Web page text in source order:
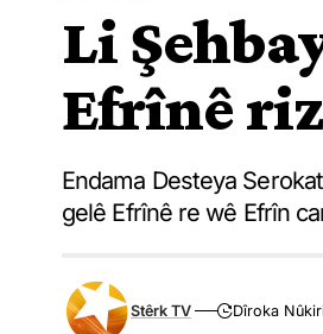
Li
Efrînê
Endama Desteya
gelê Efrînê re wê Efrîn
Stêrk TV Dîroka